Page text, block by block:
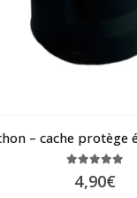
4,90€